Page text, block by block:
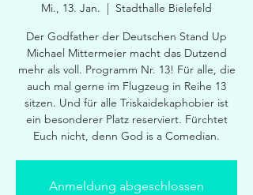
Mi., 13. Jan.
  |
Stadthalle Bielefeld
Der Godfather der Deutschen Stand Up
Michael Mittermeier macht das Dutzend
mehr als voll. Programm Nr. 13! Für alle, die
auch mal gerne im Flugzeug in Reihe 13
sitzen. Und für alle Triskaidekaphobier ist
ein besonderer Platz reserviert. Fürchtet
Euch nicht, denn God is a Comedian.
Anmeldung abgeschlossen